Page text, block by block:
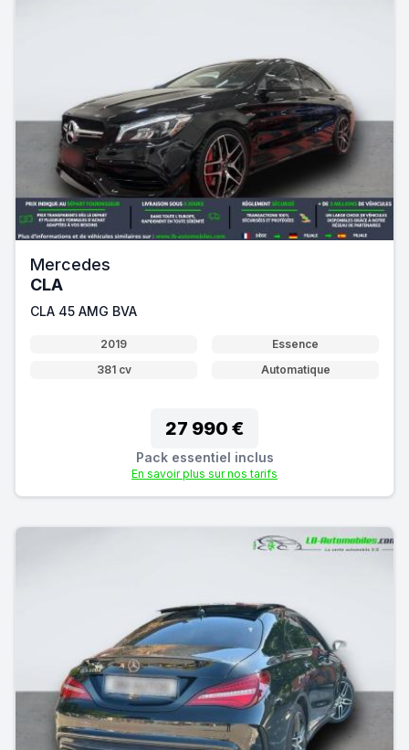
Mercedes
CLA
CLA 45 AMG BVA
2019
Essence
381 cv
Automatique
27 990 €
Pack essentiel inclus
En savoir plus sur nos tarifs